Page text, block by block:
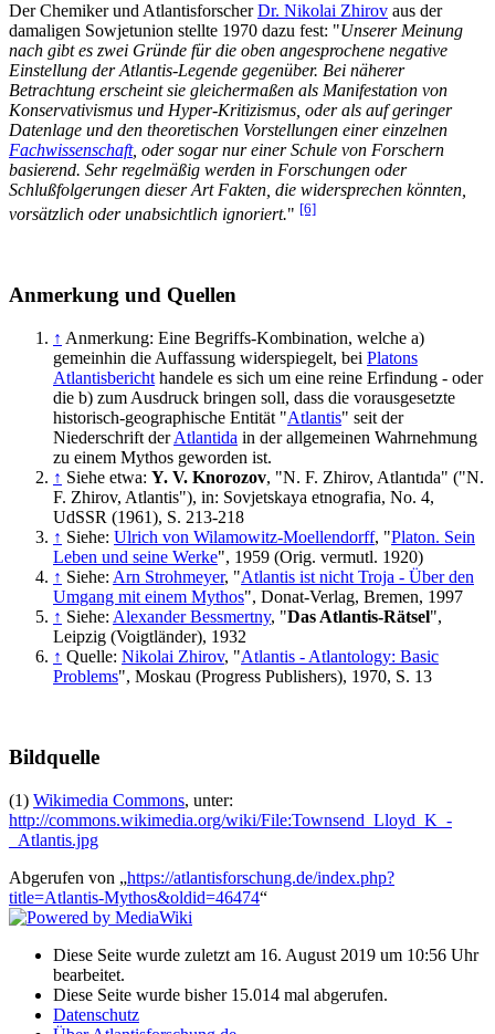
Der Chemiker und AtlantisforscherDr. Nikolai Zhirov aus der
damaligen Sowjetunion stellte 1970 dazu fest: "Unserer Meinung
nach gibt es zwei Gründe für die oben angesprochene negative
Einstellung der Atlantis-Legende gegenüber. Bei näherer
Betrachtung erscheint sie gleichermaßen als Manifestation von
Konservativismus und Hyper-Kritizismus, oder als auf geringer
Datenlage und den theoretischen Vorstellungen einer einzelnen
Fachwissenschaft, oder sogar nur einer Schule von Forschern
basierend. Sehr regelmäßig werden in Forschungen oder
Schlußfolgerungen dieser Art Fakten, die widersprechen könnten,
vorsätzlich oder unabsichtlich ignoriert." [6]
Anmerkung und Quellen
↑ Anmerkung: Eine Begriffs-Kombination, welche a)
gemeinhin die Auffassung widerspiegelt, bei Platons
Atlantisbericht handele es sich um eine reine Erfindung - oder
die b) zum Ausdruck bringen soll, dass die vorausgesetzte
historisch-geographische Entität "Atlantis" seit der
Niederschrift derAtlantida in der allgemeinen Wahrnehmung
zu einem Mythos geworden ist.
↑ Siehe etwa: Y. V. Knorozov, "N. F. Zhirov, Atlantıda" ("N.
F. Zhirov, Atlantis"), in: Sovjetskaya etnografia, No. 4,
UdSSR (1961), S. 213-218
↑ Siehe: Ulrich von Wilamowitz-Moellendorff, "Platon. Sein
Leben und seine Werke", 1959 (Orig. vermutl. 1920)
↑ Siehe: Arn Strohmeyer, "Atlantis ist nicht Troja - Über den
Umgang mit einem Mythos", Donat-Verlag, Bremen, 1997
↑ Siehe: Alexander Bessmertny, "Das Atlantis-Rätsel",
Leipzig (Voigtländer), 1932
↑ Quelle: Nikolai Zhirov, "Atlantis - Atlantology: Basic
Problems", Moskau (Progress Publishers), 1970, S. 13
Bildquelle
(1) Wikimedia Commons, unter:
http://commons.wikimedia.org/wiki/File:Townsend_Lloyd_K_-
_Atlantis.jpg
Abgerufen von „https://atlantisforschung.de/index.php?
title=Atlantis-Mythos&oldid=46474“
Diese Seite wurde zuletzt am 16. August 2019 um 10:56 Uhr
bearbeitet.
Diese Seite wurde bisher 15.014 mal abgerufen.
Datenschutz